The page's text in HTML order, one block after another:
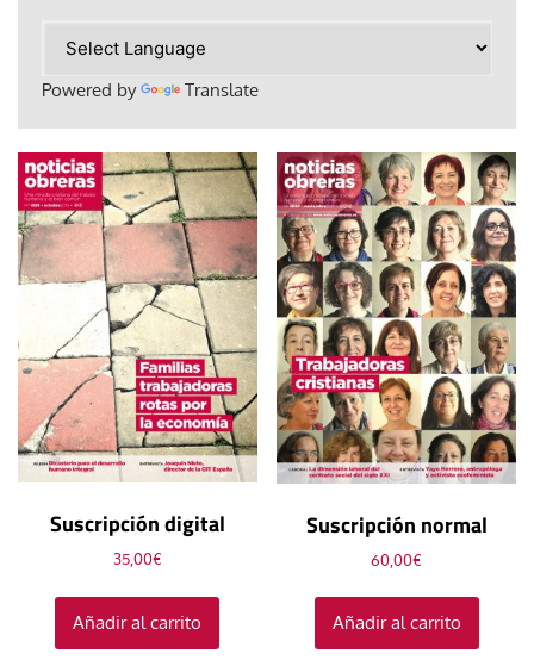
Powered by Translate
Suscripción digital
35,00€
Añadir al carrito
Suscripción normal
60,00€
Añadir al carrito